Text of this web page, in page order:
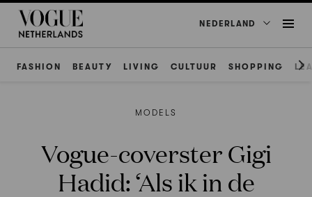
NEDERLAND
FASHION BEAUTY LIVING CULTUUR SHOPPING
MODELS
Vogue-coverster Gigi
Hadid: ‘Als ik in de